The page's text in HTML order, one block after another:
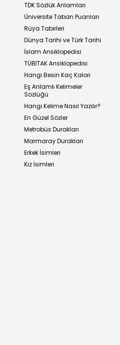
TDK Sözlük Anlamları
Üniversite Taban Puanları
Rüya Tabirleri
Dünya Tarihi ve Türk Tarihi
İslam Ansiklopedisi
TÜBİTAK Ansiklopedisi
Hangi Besin Kaç Kalori
Eş Anlamlı Kelimeler
Sözlüğü
Hangi Kelime Nasıl Yazılır?
En Güzel Sözler
Metrobüs Durakları
Marmaray Durakları
Erkek İsimleri
Kız İsimleri